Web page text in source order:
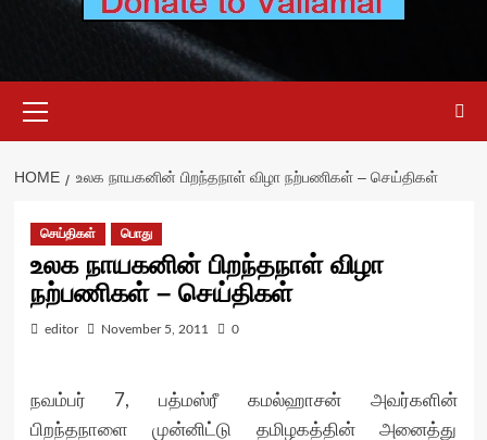
Menu
HOME உலக நாயகனின் பிறந்தநாள் விழா நற்பணிகள் – செய்திகள்
செய்திகள் பொது
உலக நாயகனின் பிறந்தநாள் விழா
நற்பணிகள் – செய்திகள்
editor November 5, 2011 0
நவம்பர் 7, பத்மஸ்ரீ கமல்ஹாசன் அவர்களின்
பிறந்தநாளை முன்னிட்டு தமிழகத்தின் அனைத்து